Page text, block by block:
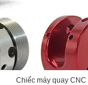
Chiếc máy quay